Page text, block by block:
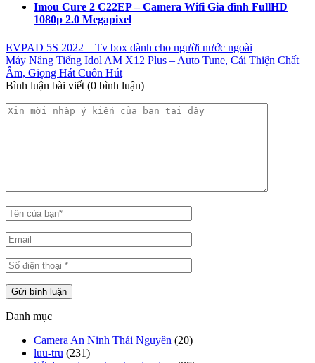
Imou Cure 2 C22EP – Camera Wifi Gia đình FullHD
1080p 2.0 Megapixel
EVPAD 5S 2022 – Tv box dành cho người nước ngoài
Máy Nâng Tiếng Idol AM X12 Plus – Auto Tune, Cải Thiện Chất
Âm, Giọng Hát Cuốn Hút
Bình luận bài viết (0 bình luận)
Danh mục
Camera An Ninh Thái Nguyên (20)
luu-tru (231)